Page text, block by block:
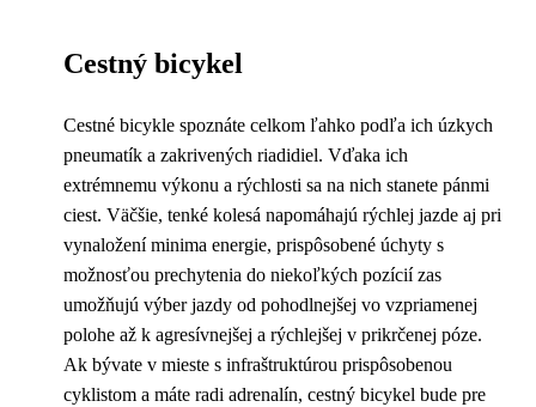
Cestný bicykel
Cestné bicykle spoznáte celkom ľahko podľa ich úzkych
pneumatík a zakrivených riadidiel. Vďaka ich
extrémnemu výkonu a rýchlosti sa na nich stanete pánmi
ciest. Väčšie, tenké kolesá napomáhajú rýchlej jazde aj pri
vynaložení minima energie, prispôsobené úchyty s
možnosťou prechytenia do niekoľkých pozícií zas
umožňujú výber jazdy od pohodlnejšej vo vzpriamenej
polohe až k agresívnejšej a rýchlejšej v prikrčenej póze.
Ak bývate v mieste s infraštruktúrou prispôsobenou
cyklistom a máte radi adrenalín, cestný bicykel bude pre